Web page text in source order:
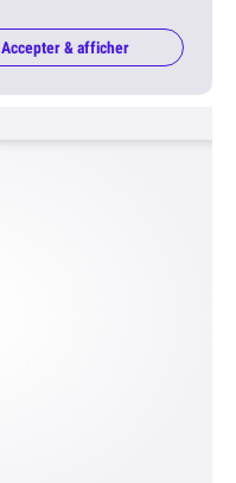
Accepter & afficher